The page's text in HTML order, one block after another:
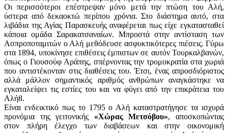
Οι περισσότεροι επέστρεψαν μόνο μετά την πτώση του Αλή,
ύστερα από δεκαοκτώ περίπου χρόνια. Στο διάστημα αυτό, στα
λιβάδια της Αγίας Παρασκευής αναφέρεται πως είχε εγκατασταθεί
κάποια ομάδα Σαρακατσαναίων. Μπροστά στην αντίσταση των
Ασπροποταμιτών ο Αλή μεθόδευσε ασφυκτικότερες πιέσεις. Γύρω
στα 1894, υποκίνησε επιθέσεις έμπιστων σε αυτόν Τουρκαλβανών,
όπως ο Γιουσούφ Αράπης, σπέρνοντας την τρομοκρατία στα χωριά
που αντιστέκονταν στις διαθέσεις του. Έτσι, ένας απροσδιόριστος
αλλά μάλλον σημαντικός αριθμός ανθρώπων αναγκάστηκε να
εγκαταλείψει τις εστίες του και να φύγει από την επικράτεια του
Αλή8.
Είναι ενδεικτικό πως το 1795 ο Αλή καταστρατήγησε τα ισχυρά
προνόμια της γειτονικής «Χώρας Μετσόβου», αποσκοπώντας
στον πλήρη έλεγχο των διαβάσεων και στην οικονομική